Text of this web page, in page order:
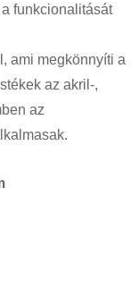
funkcionalitását
ami megkönnyíti a
az akril-,
az